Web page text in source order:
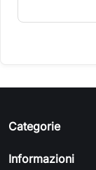
Categorie
Informazioni